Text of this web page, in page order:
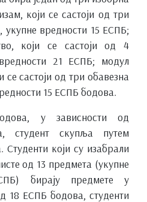
који се састоји од три
укупне вредности 15 ЕСПБ;
који се састоји од 4
21 ЕСПБ; модул
се састоји од три обавезна
15 ЕСПБ бодова.
у зависности од
студент скупља путем
Студенти који су изабрали
од 13 предмета (укупне
бирају предмете у
18 ЕСПБ бодова, студенти